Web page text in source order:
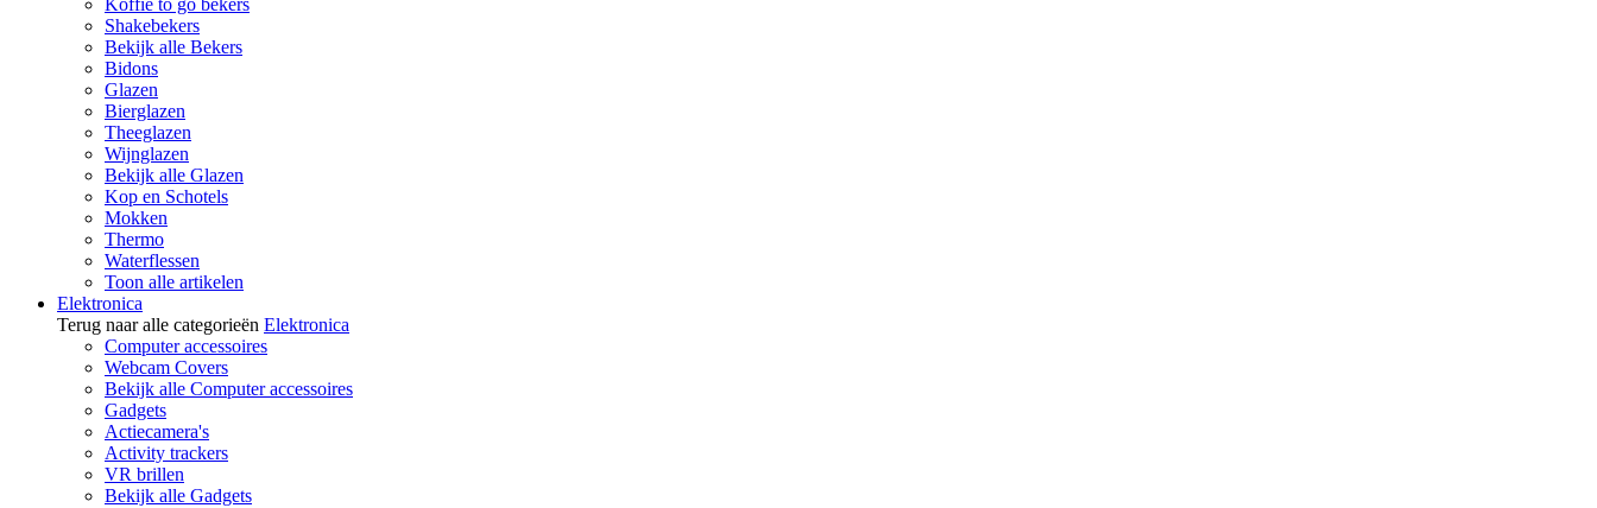
Koffie to go bekers
Shakebekers
Bekijk alle Bekers
Bidons
Glazen
Bierglazen
Theeglazen
Wijnglazen
Bekijk alle Glazen
Kop en Schotels
Mokken
Thermo
Waterflessen
Toon alle artikelen
Elektronica
Terug naar alle categorieën Elektronica
Computer accessoires
Webcam Covers
Bekijk alle Computer accessoires
Gadgets
Actiecamera's
Activity trackers
VR brillen
Bekijk alle Gadgets